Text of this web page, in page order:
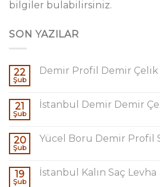
bilgiler bulabilirsiniz.
SON YAZILAR
22
Şub
Demir Profil Demir Çelik
21
Şub
İstanbul Demir Demir
20
Şub
Yücel Boru Demir Profil
19
Şub
İstanbul Kalın Saç Levha